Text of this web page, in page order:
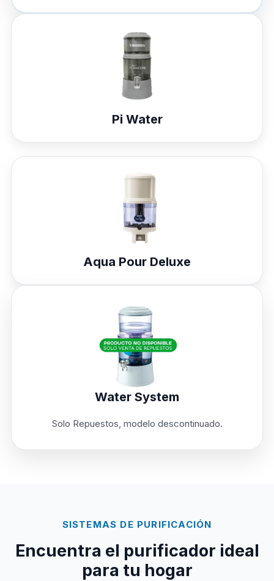
Pi Water
Aqua Pour Deluxe
Water System
Solo Repuestos, modelo descontinuado.
SISTEMAS DE PURIFICACIÓN
Encuentra el purificador ideal
para tu hogar